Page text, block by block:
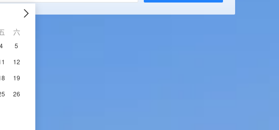
六
4
5
12
19
26